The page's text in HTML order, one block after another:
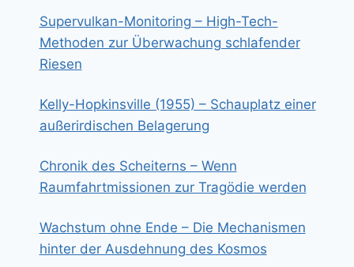
Supervulkan-Monitoring – High-Tech-
Methoden zur Überwachung schlafender
Riesen
Kelly-Hopkinsville (1955) – Schauplatz einer
außerirdischen Belagerung
Chronik des Scheiterns – Wenn
Raumfahrtmissionen zur Tragödie werden
Wachstum ohne Ende – Die Mechanismen
hinter der Ausdehnung des Kosmos